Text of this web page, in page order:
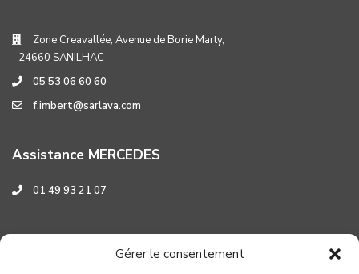
Gérer le consentement
Zone Creavallée, Avenue de Borie Marty,
24660 SANILHAC
05 53 06 60 60
f.imbert@sarlava.com
Assistance MERCEDES
01 49 93 21 07
Assistance HYUNDAI